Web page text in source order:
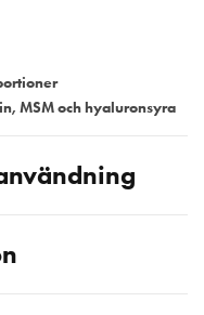
MSM och hyaluronsyra